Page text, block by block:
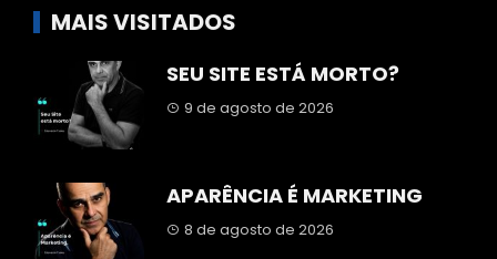
MAIS VISITADOS
SEU SITE ESTÁ MORTO?
9 de agosto de 2026
APARÊNCIA É MARKETING
8 de agosto de 2026